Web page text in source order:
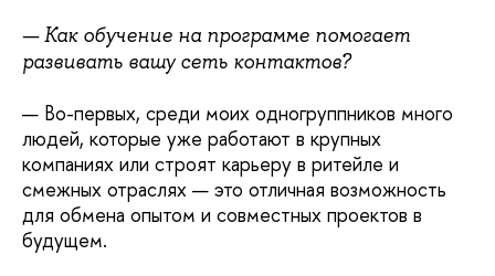
— Как обучение на программе помогает
развивать вашу сеть контактов?
— Во-первых, среди моих одногруппников много
людей, которые уже работают в крупных
компаниях или строят карьеру в ритейле и
смежных отраслях — это отличная возможность
для обмена опытом и совместных проектов в
будущем.